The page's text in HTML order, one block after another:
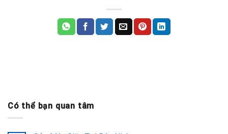
Có thể bạn quan tâm